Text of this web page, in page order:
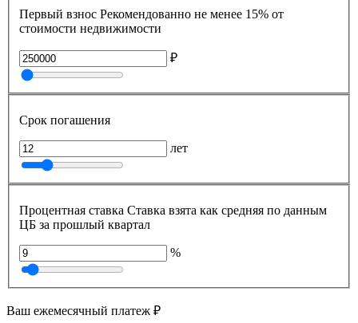
Первый взнос Рекомендованно не менее 15% от
стоимости недвижимости
₽
Срок погашения
лет
Процентная ставка Ставка взята как средняя по данным
ЦБ за прошлый квартал
%
Ваш ежемесячный платеж ₽